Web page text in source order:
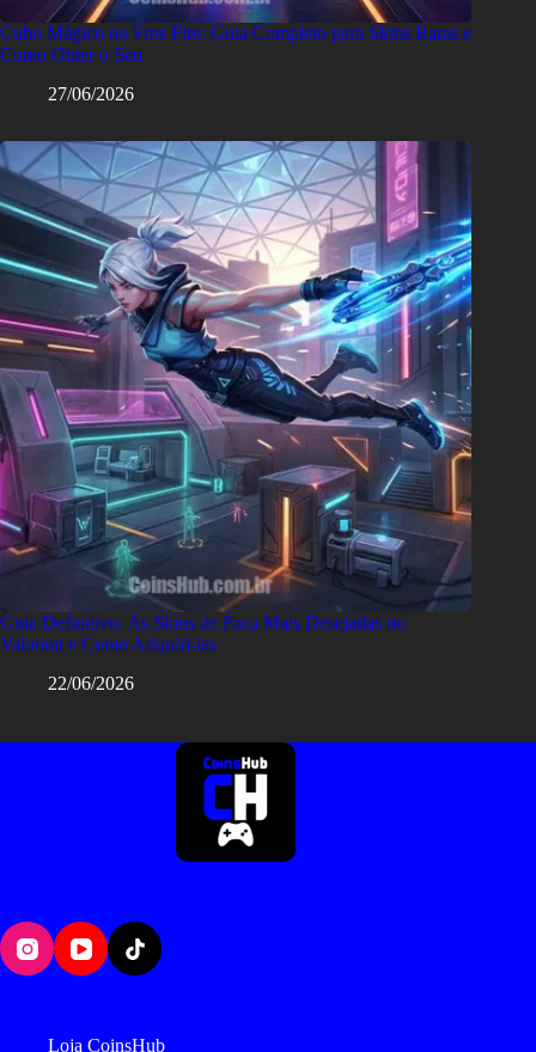
Cubo Mágico no Free Fire: Guia Completo para Skins Raras e
Como Obter o Seu
27/06/2026
Guia Definitivo: As Skins de Faca Mais Desejadas no
Valorant e Como Adquiri-las
22/06/2026
Loja CoinsHub